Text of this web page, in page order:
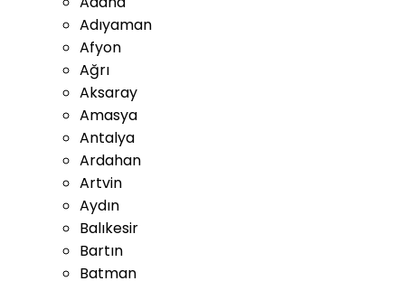
Adıyaman
Afyon
Ağrı
Aksaray
Amasya
Antalya
Ardahan
Artvin
Aydın
Balıkesir
Bartın
Batman